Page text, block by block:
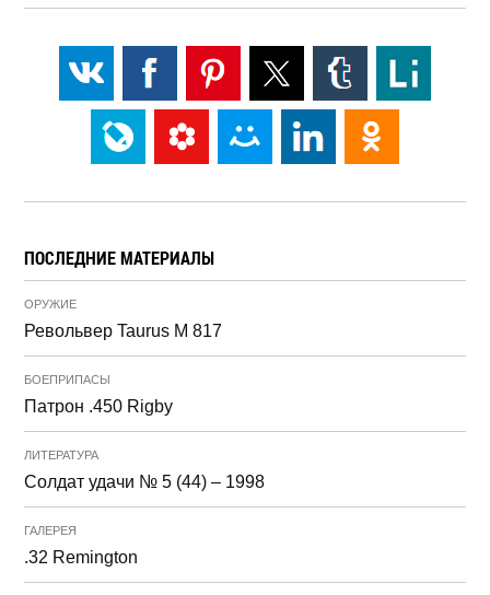
ПОСЛЕДНИЕ МАТЕРИАЛЫ
ОРУЖИЕ
Револьвер Taurus M 817
БОЕПРИПАСЫ
Патрон .450 Rigby
ЛИТЕРАТУРА
Солдат удачи № 5 (44) – 1998
ГАЛЕРЕЯ
.32 Remington